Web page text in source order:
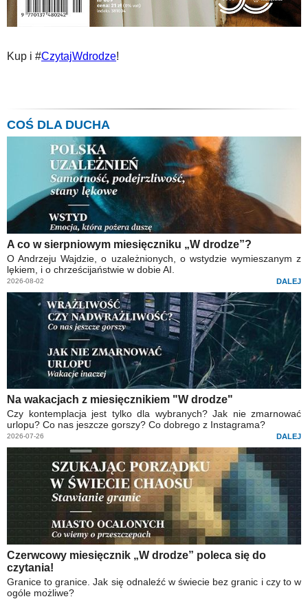
Kup i #CzytajWdrodze!
COŚ DLA DUCHA
A co w sierpniowym miesięczniku „W drodze”?
O Andrzeju Wajdzie, o uzależnionych, o wstydzie wymieszanym z
lękiem, i o chrześcijaństwie w dobie AI.
2026-08-02 DALEJ
Na wakacjach z miesięcznikiem "W drodze"
Czy kontemplacja jest tylko dla wybranych? Jak nie zmarnować
urlopu? Co nas jeszcze gorszy? Co dobrego z Instagrama?
2026-07-26 DALEJ
Czerwcowy miesięcznik „W drodze” poleca się do
czytania!
Granice to granice. Jak się odnaleźć w świecie bez granic i czy to w
ogóle możliwe?